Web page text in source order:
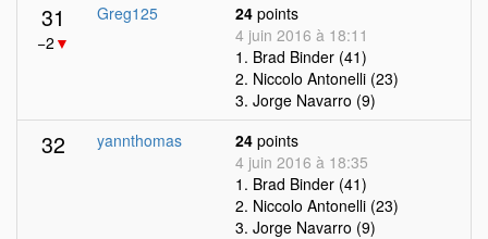
31
−2 ▼
Greg125 24 points
4 juin 2016 à 18:11
1. Brad Binder (41)
2. Niccolo Antonelli (23)
3. Jorge Navarro (9)
32 yannthomas 24 points
4 juin 2016 à 18:35
1. Brad Binder (41)
2. Niccolo Antonelli (23)
3. Jorge Navarro (9)